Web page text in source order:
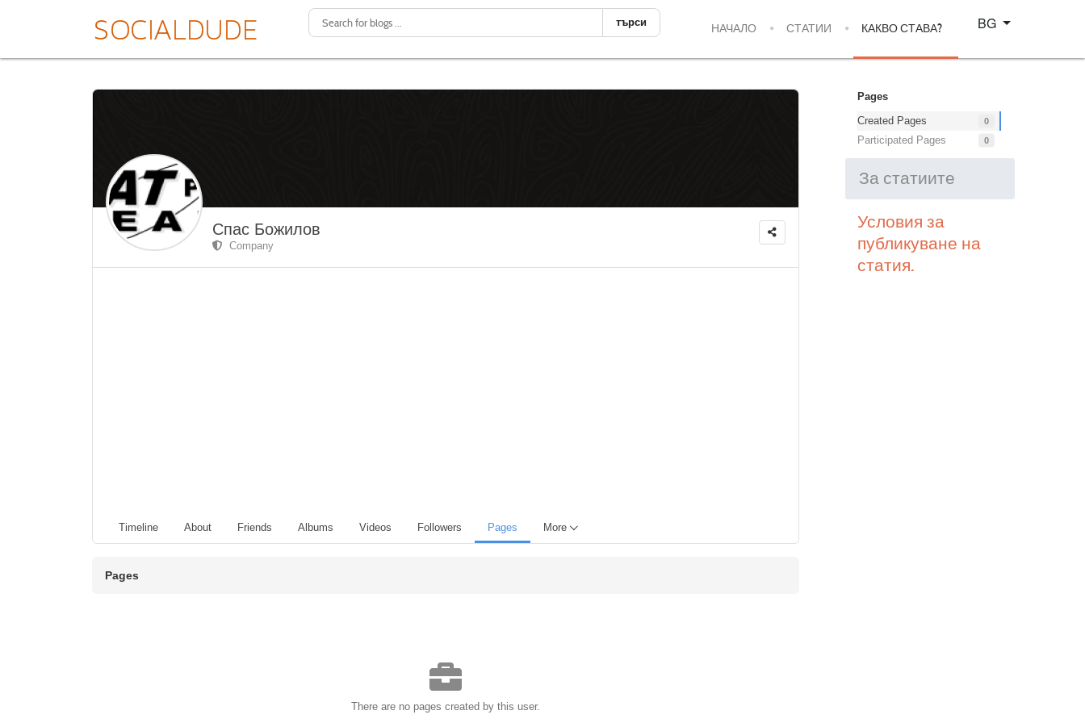
търси НАЧАЛО СТАТИИ КАКВО СТАВА?
Изберете език
BG
Спас Божилов
Company
Timeline About Friends Albums Videos Followers Pages More
Pages
There are no pages created by this user.
Pages
Created Pages
0
Participated Pages 0
За статиите
Условия за
публикуване на
статия.